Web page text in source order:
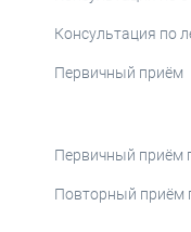
Консультация по
Первичный приём
Первичный приём
Повторный приём